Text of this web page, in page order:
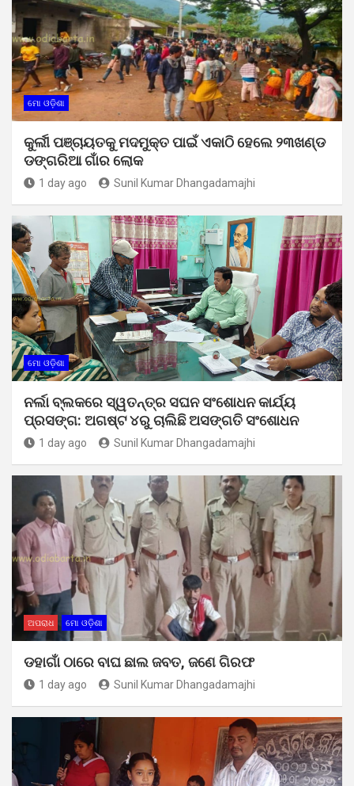
ମୋ ଓଡ଼ିଶା
କୁର୍ଲୀ ପଞ୍ଚାୟତକୁ ମଦମୁକ୍ତ ପାଇଁ ଏକାଠି ହେଲେ ୨୩ଖଣ୍ଡ
ଡଙ୍ଗରିଆ ଗାଁର ଲୋକ
1 day ago Sunil Kumar Dhangadamajhi
ମୋ ଓଡ଼ିଶା
ନର୍ଲା ବ୍ଲକରେ ସ୍ୱତନ୍ତ୍ର ସଘନ ସଂଶୋଧନ କାର୍ଯ୍ୟ
ପ୍ରସଙ୍ଗ: ଅଗଷ୍ଟ ୪ରୁ ଚାଲିଛି ଅସଙ୍ଗତି ସଂଶୋଧନ
1 day ago Sunil Kumar Dhangadamajhi
ଅପରାଧ ମୋ ଓଡ଼ିଶା
ଡହାଗାଁ ଠାରେ ବାଘ ଛାଲ ଜବତ, ଜଣେ ଗିରଫ
1 day ago Sunil Kumar Dhangadamajhi